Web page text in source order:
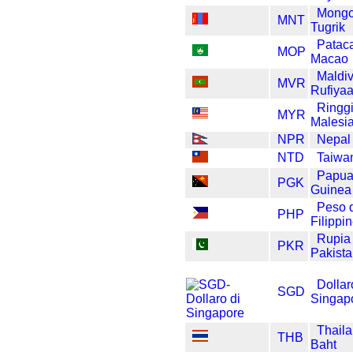
MNT
Tugrik
MOP
Macao
MVR
Rufiyaa
MYR
NPR
NTD
PGK
PHP
Peso
PKR
SGD
THB
Baht